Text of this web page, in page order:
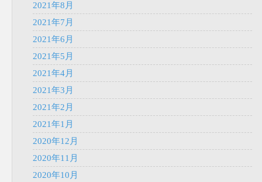
2021年8月
2021年7月
2021年6月
2021年5月
2021年4月
2021年3月
2021年2月
2021年1月
2020年12月
2020年11月
2020年10月